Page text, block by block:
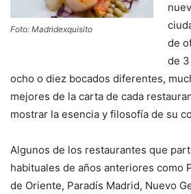
Foto: Madridexquisito
de
de
ocho o diez bocados diferentes,
mejores de la carta de cada
mostrar la esencia y filosofía de su
Algunos de los restaurantes que
habituales de años anteriores como
de Oriente, Paradís Madrid, Nuevo